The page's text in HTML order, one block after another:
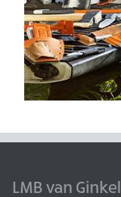
LMB van Ginkel